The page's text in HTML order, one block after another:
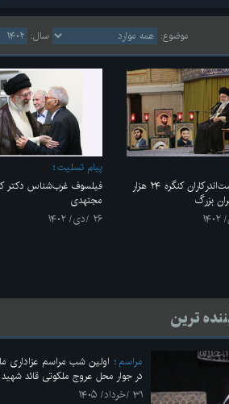
موضوع: سال:
دیدار دست‌اندرکاران کنگره ۲۴ هزار
بزرگ
پیام تسلیت
فیلسوف غرب‌شناس دکتر
مجتهدی
۲۶ /دی/ ۱۴۰۲
ترین
مراسم
اولین شب مراسم عزاداری
در جوار محل عروج ملکوتی قائد شهید
۳۱ /خرداد/ ۱۴۰۵